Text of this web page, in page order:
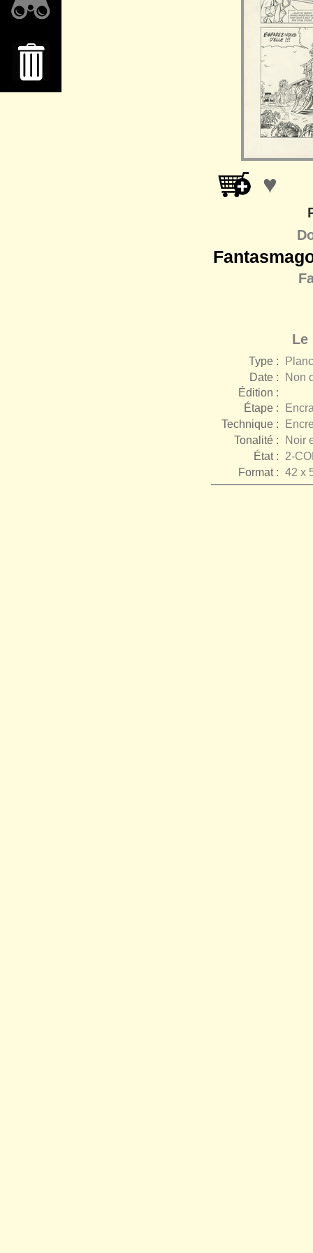
♥
Le
Type :
Date :
Non
Édition :
Étape :
Technique :
Tonalité :
Noir
État :
2-
Format : 42 x